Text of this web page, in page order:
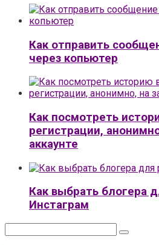
Как отправить
через копьютер
Как посмотреть
регистрации,
аккаунте
Как выбрать блогера
Инстаграм